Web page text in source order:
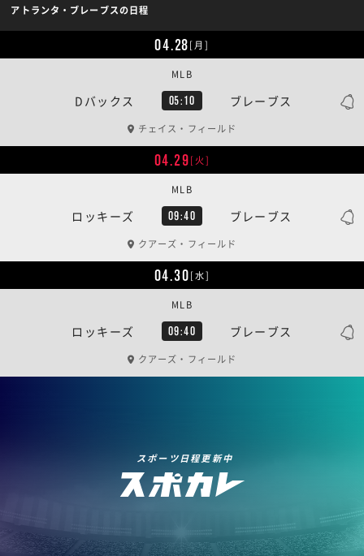
アトランタ・ブレーブスの日程
04.28[月]
Dバックス 05:10 ブレーブス
MLB
チェイス・フィールド
04.29[火]
ロッキーズ 09:40 ブレーブス
MLB
クアーズ・フィールド
04.30[水]
ロッキーズ 09:40 ブレーブス
MLB
クアーズ・フィールド
スポーツ日程更新中